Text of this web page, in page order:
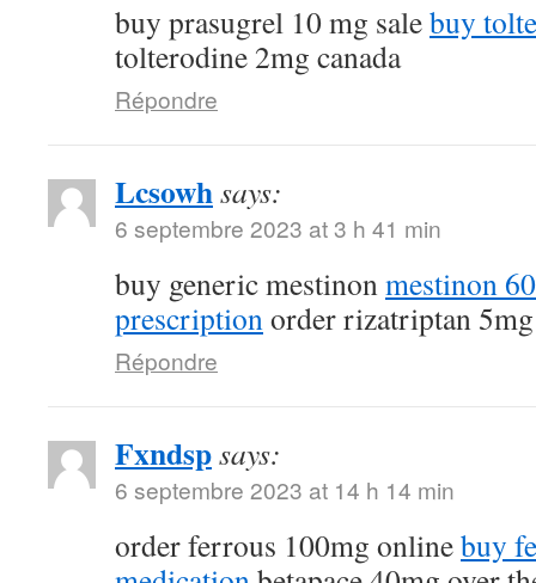
buy prasugrel 10 mg salebuy
tolterodine 2mg canada
Répondre
Lcsowhsays:
6 septembre 2023 at 3 h 41 min
buy generic mestinonmestinon
prescriptionorder rizatriptan
Répondre
Fxndspsays:
6 septembre 2023 at 14 h 14 min
order ferrous 100mg onlinebuy